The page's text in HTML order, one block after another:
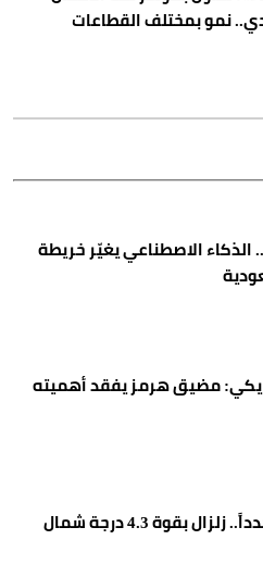
نمو بمختلف القطاعات
الاصطناعي يغيّر خريطة
مضيق هرمز يفقد أهميته
الأرض تتحرك مجدداً.. زلزال بقوة 4.3 درجة شمال